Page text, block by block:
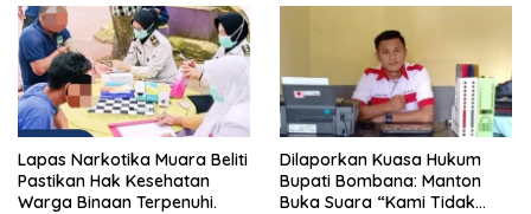
Lapas Narkotika Muara Beliti
Pastikan Hak Kesehatan
Warga Binaan Terpenuhi.
Dilaporkan Kuasa Hukum
Bupati Bombana: Manton
Buka Suara “Kami Tidak